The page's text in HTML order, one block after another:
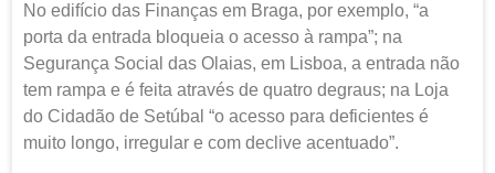
No edifício das Finanças em Braga, por exemplo, “a
porta da entrada bloqueia o acesso à rampa”; na
Segurança Social das Olaias, em Lisboa, a entrada não
tem rampa e é feita através de quatro degraus; na Loja
do Cidadão de Setúbal “o acesso para deficientes é
muito longo, irregular e com declive acentuado”.